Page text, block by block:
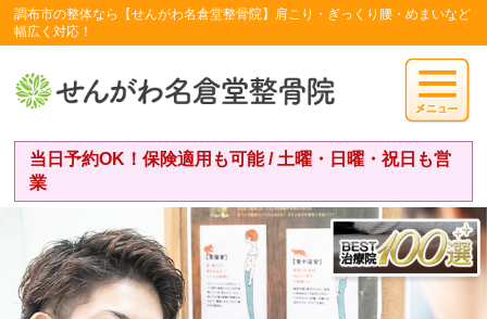
調布市の整体なら【せんがわ名倉堂整骨院】肩こり・ぎっくり腰・めまいなど
幅広く対応！
当日予約OK！保険適用も可能 / 土曜・日曜・祝日も営
業